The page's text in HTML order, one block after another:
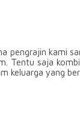
pengrajin kami
saja
keluarga yang